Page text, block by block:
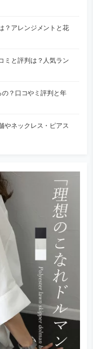
？アレンジメントと花
ミと評判は？人気ラン
？口コやミ評判と年
やネックレス・ピアス